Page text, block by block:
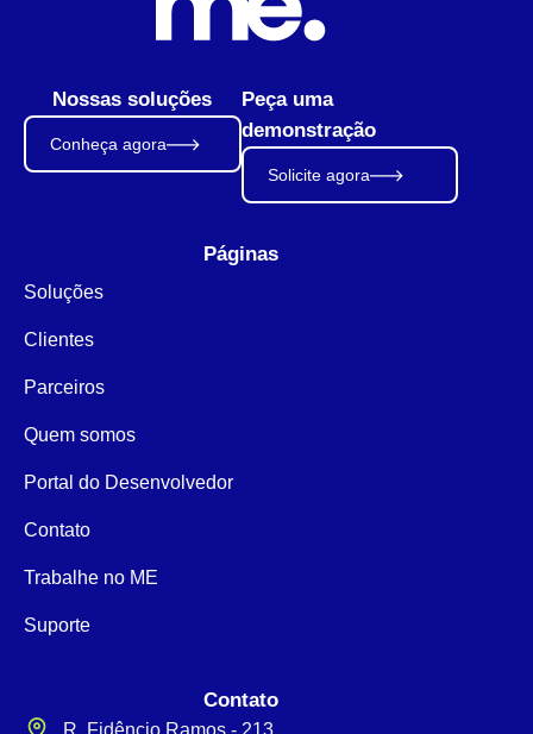
Nossas soluções
Conheça agora
Peça uma
demonstração
Solicite agora
Páginas
Soluções
Clientes
Parceiros
Quem somos
Portal do Desenvolvedor
Contato
Trabalhe no ME
Suporte
Contato
R. Fidêncio Ramos - 213,